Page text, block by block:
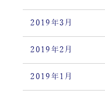
2019年3月
2019年2月
2019年1月